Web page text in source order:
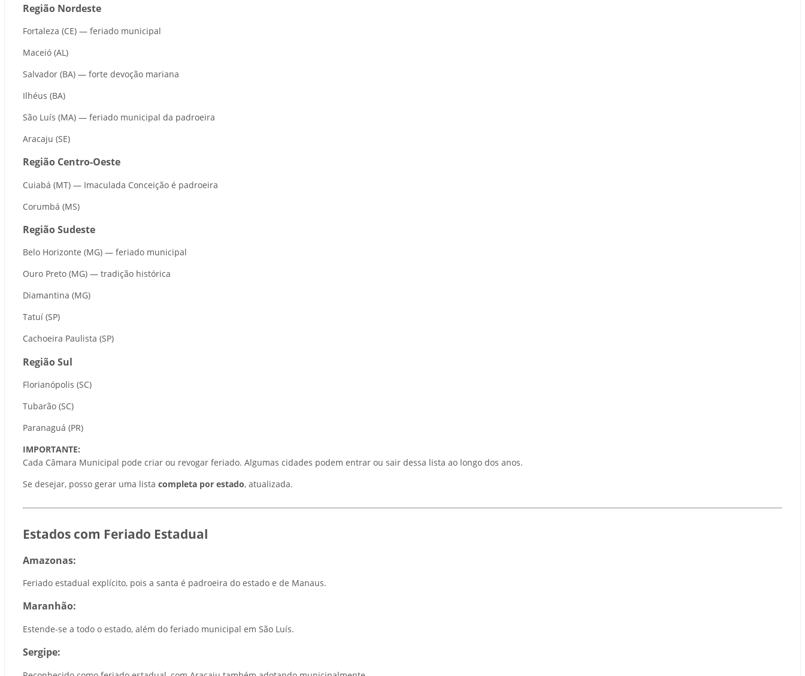
Região Nordeste
Fortaleza (CE) — feriado municipal
Maceió (AL)
Salvador (BA) — forte devoção mariana
Ilhéus (BA)
São Luís (MA) — feriado municipal da padroeira
Aracaju (SE)
Região Centro-Oeste
Cuiabá (MT) — Imaculada Conceição é padroeira
Corumbá (MS)
Região Sudeste
Belo Horizonte (MG) — feriado municipal
Ouro Preto (MG) — tradição histórica
Diamantina (MG)
Tatuí (SP)
Cachoeira Paulista (SP)
Região Sul
Florianópolis (SC)
Tubarão (SC)
Paranaguá (PR)
IMPORTANTE:
Cada Câmara Municipal pode criar ou revogar feriado. Algumas cidades podem entrar ou sair dessa lista ao longo dos anos.
Se desejar, posso gerar uma lista completa por estado, atualizada.
Estados com Feriado Estadual
Amazonas:
Feriado estadual explícito, pois a santa é padroeira do estado e de Manaus.
Maranhão:
Estende-se a todo o estado, além do feriado municipal em São Luís.​
Sergipe: